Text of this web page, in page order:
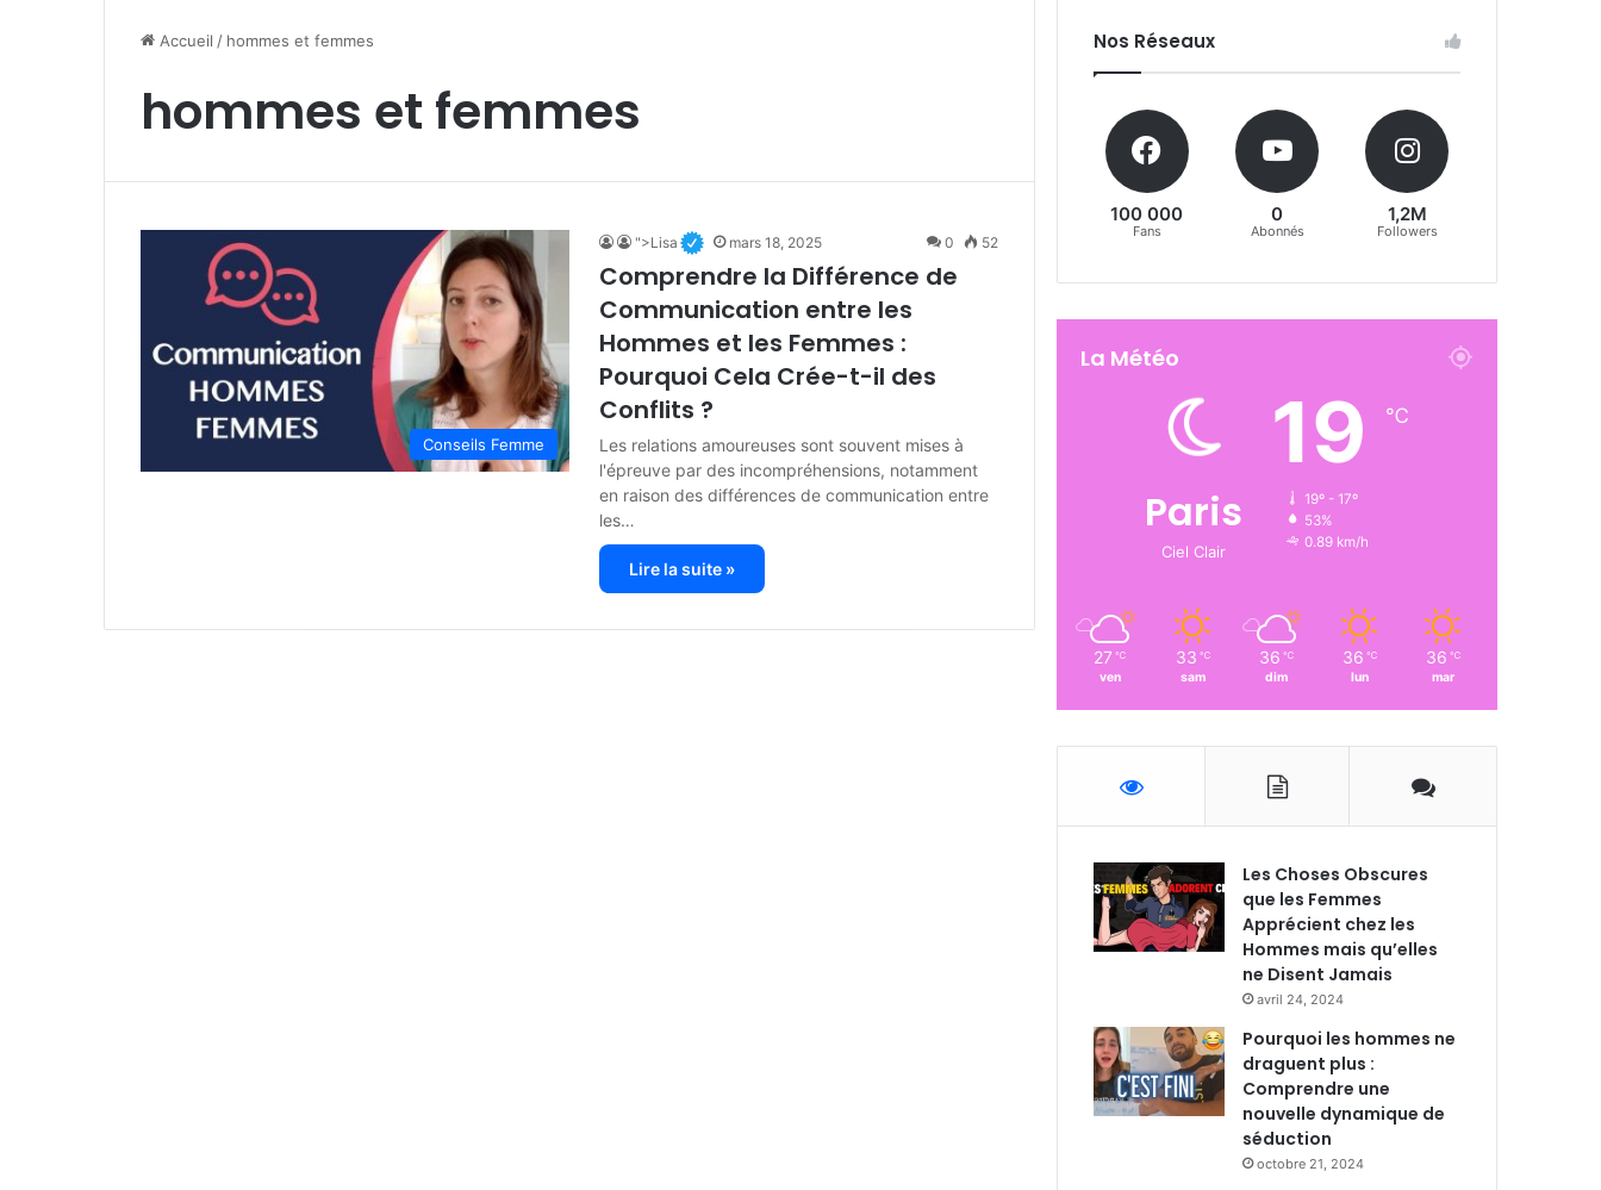
Accueil / hommes et femmes
hommes et femmes
Conseils Femme
">Lisa mars 18, 2025 0 52
Comprendre la Différence de
Communication entre les
Hommes et les Femmes :
Pourquoi Cela Crée-t-il des
Conflits ?
Les relations amoureuses sont souvent mises à
l'épreuve par des incompréhensions, notamment
en raison des différences de communication entre
les…
Lire la suite »
Nos Réseaux
100 000
Fans
0
Abonnés
1,2M
Followers
La Météo
Paris
Ciel Clair
19 ℃
19º - 17º
53%
0.89 km/h
27 ℃
ven
33 ℃
sam
36 ℃
dim
36 ℃
lun
36 ℃
mar
Les Choses Obscures
que les Femmes
Apprécient chez les
Hommes mais qu’elles
ne Disent Jamais
avril 24, 2024
Pourquoi les hommes ne
draguent plus :
Comprendre une
nouvelle dynamique de
séduction
octobre 21, 2024